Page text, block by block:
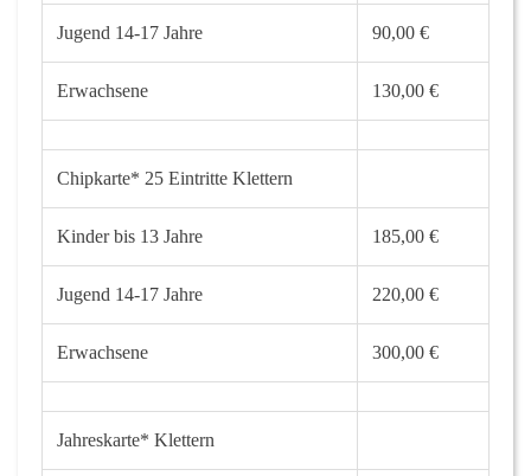
Jugend 14-17 Jahre 90,00 €
Erwachsene 130,00 €
Chipkarte* 25 Eintritte Klettern
Kinder bis 13 Jahre 185,00 €
Jugend 14-17 Jahre 220,00 €
Erwachsene 300,00 €
Jahreskarte* Klettern